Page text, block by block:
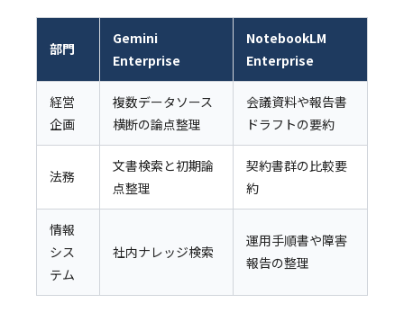
部門
Gemini
Enterprise
NotebookLM
Enterprise
経営
企画
複数データソース
横断の論点整理
会議資料や報告書
ドラフトの要約
法務
文書検索と初期論
点整理
契約書群の比較要
約
情報
シス
テム
社内ナレッジ検索
運用手順書や障害
報告の整理